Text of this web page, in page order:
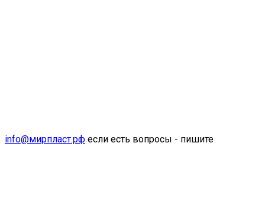
info@мирпласт.рф если есть вопросы - пишите